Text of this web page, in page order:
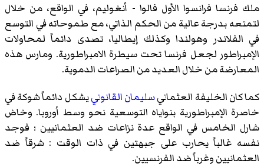
ملك فرنسا فرانسوا الأول فالوا - أنغوليم، في الواقع، من خلال
لتمتعه بدرجة عالية من الحكم الذاتي، مع طموحاته في التوسع
في الفلاندر وهولندا وكذلك إيطاليا، تصدى دائماً لمحاولات
الإمبراطور لجعل فرنسا تحت سيطرة الامبراطورية. ومارس هذه
المعارضة من خلال العديد من الصراعات الدموية.
كما كان الخليفة العثمانيسليمان القانونييشكل دائماً شوكة في
خاصرة الإمبراطورية بنواياه التوسعية نحو وسط أوروبا. وخاض
شارل الخامس في الواقع عدة نزاعات ضد العثمانيين ؛ فوجد
نفسه غالباً يحارب على جبهتين في ذات الوقت : شرقاً ضد
العثمانيين وغرباً ضد الفرنسيين.